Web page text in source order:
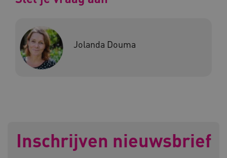
Jolanda Douma
Inschrijven nieuwsbrief
worden altijd geplaatst en maken geen inbreuk
op uw privacy.
Naam
Provider
__Secure-YNID